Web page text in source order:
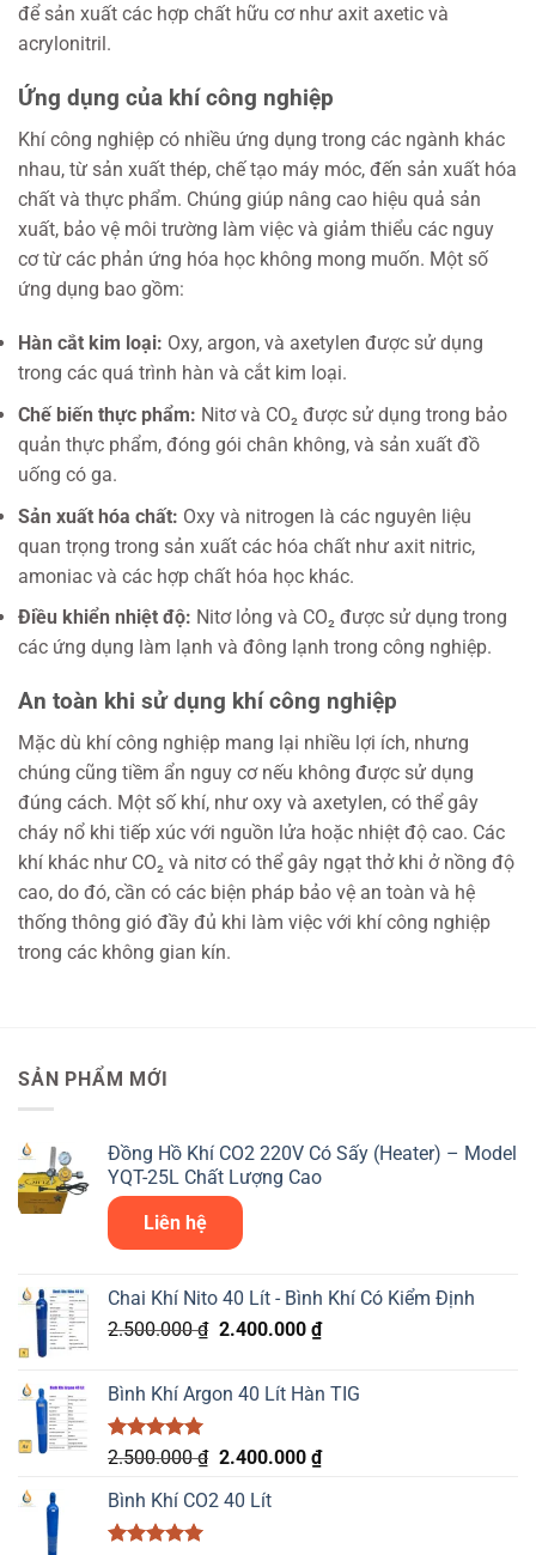
để sản xuất các hợp chất hữu cơ như axit axetic và
acrylonitril.
Ứng dụng của khí công nghiệp
Khí công nghiệp có nhiều ứng dụng trong các ngành khác
nhau, từ sản xuất thép, chế tạo máy móc, đến sản xuất hóa
chất và thực phẩm. Chúng giúp nâng cao hiệu quả sản
xuất, bảo vệ môi trường làm việc và giảm thiểu các nguy
cơ từ các phản ứng hóa học không mong muốn. Một số
ứng dụng bao gồm:
Hàn cắt kim loại: Oxy, argon, và axetylen được sử dụng
trong các quá trình hàn và cắt kim loại.
Chế biến thực phẩm: Nitơ và CO₂ được sử dụng trong bảo
quản thực phẩm, đóng gói chân không, và sản xuất đồ
uống có ga.
Sản xuất hóa chất: Oxy và nitrogen là các nguyên liệu
quan trọng trong sản xuất các hóa chất như axit nitric,
amoniac và các hợp chất hóa học khác.
Điều khiển nhiệt độ: Nitơ lỏng và CO₂ được sử dụng trong
các ứng dụng làm lạnh và đông lạnh trong công nghiệp.
An toàn khi sử dụng khí công nghiệp
Mặc dù khí công nghiệp mang lại nhiều lợi ích, nhưng
chúng cũng tiềm ẩn nguy cơ nếu không được sử dụng
đúng cách. Một số khí, như oxy và axetylen, có thể gây
cháy nổ khi tiếp xúc với nguồn lửa hoặc nhiệt độ cao. Các
khí khác như CO₂ và nitơ có thể gây ngạt thở khi ở nồng độ
cao, do đó, cần có các biện pháp bảo vệ an toàn và hệ
thống thông gió đầy đủ khi làm việc với khí công nghiệp
trong các không gian kín.
SẢN PHẨM MỚI
Đồng Hồ Khí CO2 220V Có Sấy (Heater) – Model
YQT-25L Chất Lượng Cao
Liên hệ
Chai Khí Nito 40 Lít - Bình Khí Có Kiểm Định
2.500.000₫ Giá
2.500.000 ₫.
2.400.000 ₫Giá
là:
Bình Khí Argon 40 Lít Hàn TIG
Được xếp
5 sao
2.500.000₫ Giá
là:
2.400.000 ₫Giá
Bình Khí CO2 40 Lít